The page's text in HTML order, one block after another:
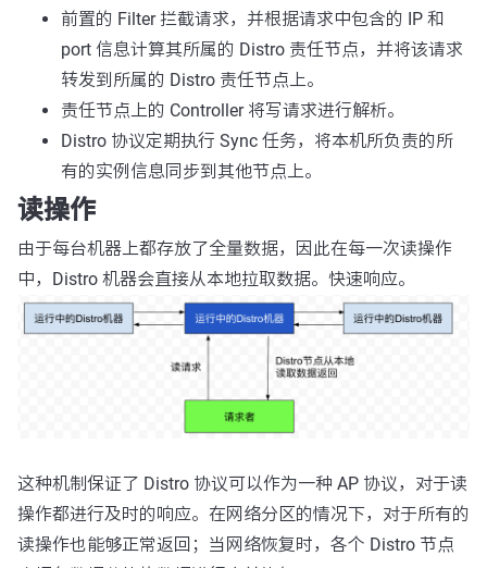
前置的 Filter 拦截请求，并根据请求中包含的 IP 和
port 信息计算其所属的 Distro 责任节点，并将该请求
转发到所属的 Distro 责任节点上。
责任节点上的 Controller 将写请求进行解析。
Distro 协议定期执行 Sync 任务，将本机所负责的所
有的实例信息同步到其他节点上。
读操作
由于每台机器上都存放了全量数据，因此在每一次读操作
中，Distro 机器会直接从本地拉取数据。快速响应。
这种机制保证了 Distro 协议可以作为一种 AP 协议，对于读
操作都进行及时的响应。在网络分区的情况下，对于所有的
读操作也能够正常返回；当网络恢复时，各个 Distro 节点